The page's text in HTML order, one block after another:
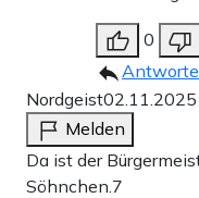
0
Nordgeist
Melden
Da ist der
Söhnchen.7